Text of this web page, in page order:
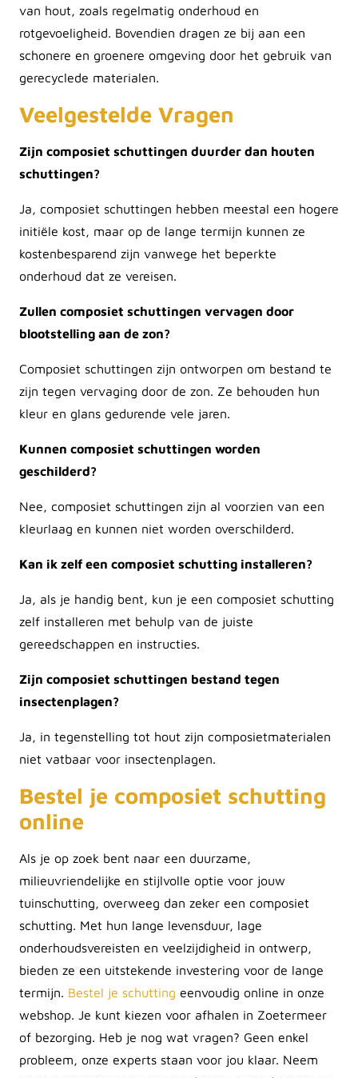
van hout, zoals regelmatig onderhoud en
rotgevoeligheid. Bovendien dragen ze bij aan een
schonere en groenere omgeving door het gebruik van
gerecyclede materialen.
Veelgestelde Vragen
Zijn composiet schuttingen duurder dan houten
schuttingen?
Ja, composiet schuttingen hebben meestal een hogere
initiële kost, maar op de lange termijn kunnen ze
kostenbesparend zijn vanwege het beperkte
onderhoud dat ze vereisen.
Zullen composiet schuttingen vervagen door
blootstelling aan de zon?
Composiet schuttingen zijn ontworpen om bestand te
zijn tegen vervaging door de zon. Ze behouden hun
kleur en glans gedurende vele jaren.
Kunnen composiet schuttingen worden
geschilderd?
Nee, composiet schuttingen zijn al voorzien van een
kleurlaag en kunnen niet worden overschilderd.
Kan ik zelf een composiet schutting installeren?
Ja, als je handig bent, kun je een composiet schutting
zelf installeren met behulp van de juiste
gereedschappen en instructies.
Zijn composiet schuttingen bestand tegen
insectenplagen?
Ja, in tegenstelling tot hout zijn composietmaterialen
niet vatbaar voor insectenplagen.
Bestel je composiet schutting
online
Als je op zoek bent naar een duurzame,
milieuvriendelijke en stijlvolle optie voor jouw
tuinschutting, overweeg dan zeker een composiet
schutting. Met hun lange levensduur, lage
onderhoudsvereisten en veelzijdigheid in ontwerp,
bieden ze een uitstekende investering voor de lange
termijn. Bestel je schutting eenvoudig online in onze
webshop. Je kunt kiezen voor afhalen in Zoetermeer
of bezorging. Heb je nog wat vragen? Geen enkel
probleem, onze experts staan voor jou klaar. Neem